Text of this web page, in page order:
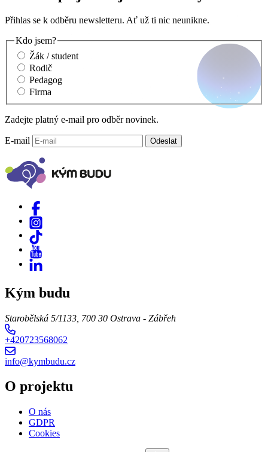
Přihlas se k odběru newsletteru. Ať už ti nic neunikne.
Kdo jsem?
Žák / student
Rodič
Pedagog
Firma
Zadejte platný e-mail pro odběr novinek.
E-mail Odeslat
Kým budu
Starobělská 5/1133, 700 30 Ostrava - Zábřeh
+420723568062
info@kymbudu.cz
O projektu
O nás
GDPR
Cookies